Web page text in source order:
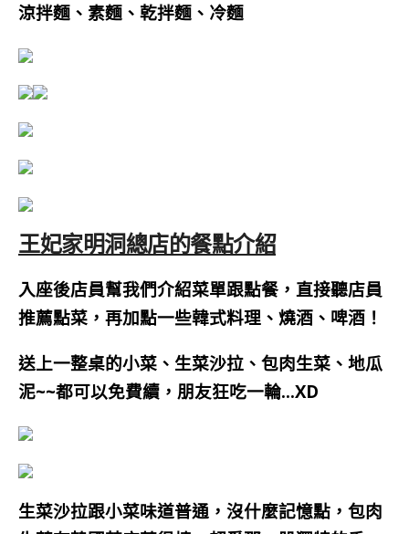
涼拌麵、素麵、乾拌麵、冷麵
王妃家明洞總店的餐點介紹
入座後店員幫我們介紹菜單跟點餐，直接聽店員
推薦點菜，再加點一些韓式料理、燒酒、啤酒！
送上一整桌的小菜、 生菜沙拉、包肉生菜、地瓜
泥~~都可以免費續，朋友狂吃一輪…XD
生菜沙拉跟小菜味道普通，沒什麼記憶點，包肉